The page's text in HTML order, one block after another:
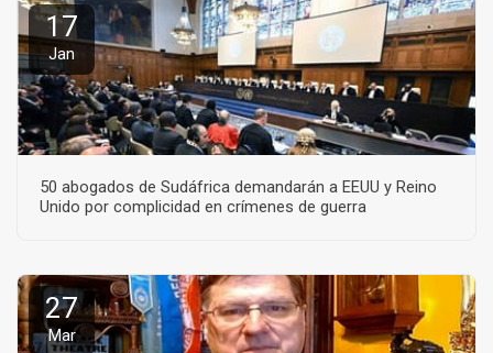
17
Jan
50 abogados de Sudáfrica demandarán a EEUU y Reino
Unido por complicidad en crímenes de guerra
27
Mar